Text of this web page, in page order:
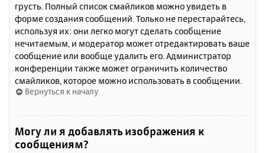
грусть. Полный список смайликов можно увидеть в
форме создания сообщений. Только не перестарайтесь,
используя их: они легко могут сделать сообщение
нечитаемым, и модератор может отредактировать ваше
сообщение или вообще удалить его. Администратор
конференции также может ограничить количество
смайликов, которое можно использовать в сообщении.
Вернуться к началу
Могу ли я добавлять изображения к
сообщениям?